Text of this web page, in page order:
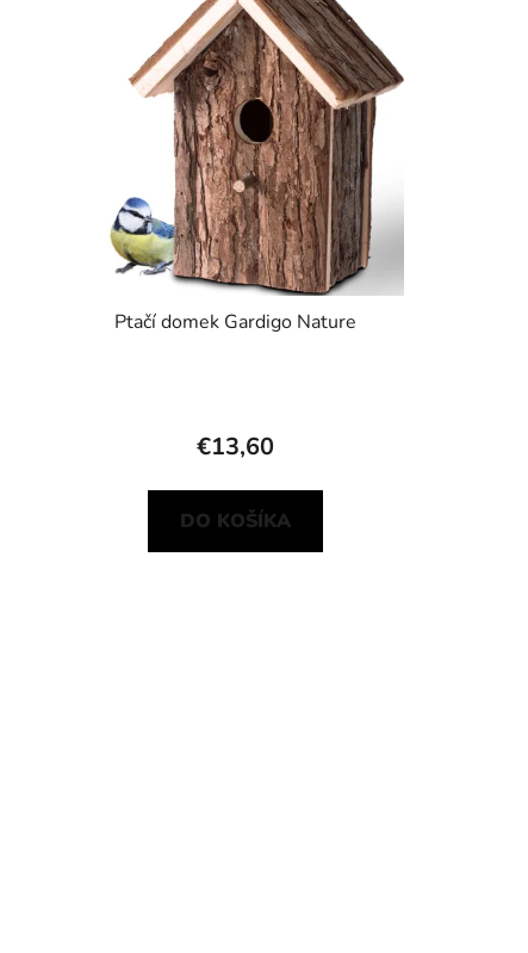
Ptačí domek Gardigo Nature
€13,60
DO KOŠÍKA